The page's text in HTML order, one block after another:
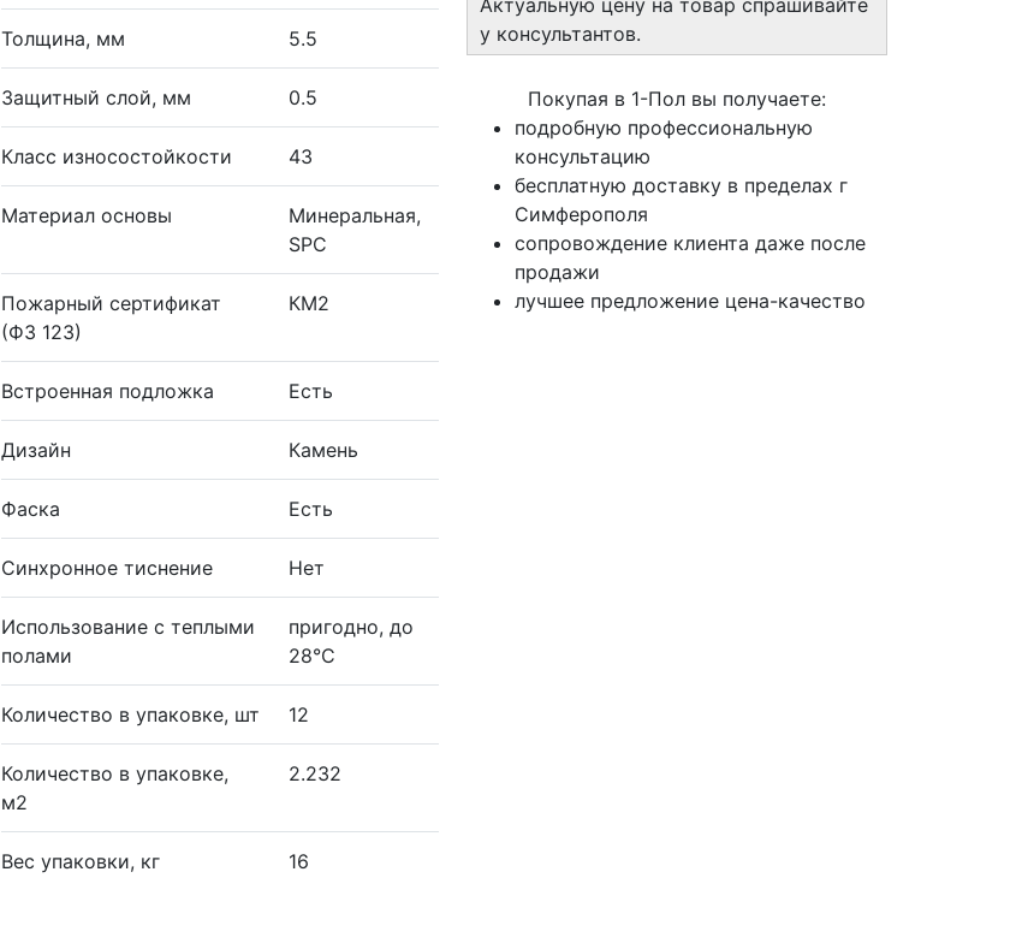
Толщина, мм 5.5
Защитный слой, мм 0.5
Класс износостойкости 43
Материал основы
Минеральная,
SPC
Пожарный сертификат
(ФЗ 123)
КМ2
Встроенная подложка Есть
Дизайн Камень
Фаска Есть
Синхронное тиснение Нет
Использование с теплыми
полами
пригодно, до
28°С
Количество в упаковке, шт 12
Количество в упаковке,
м2
2.232
Вес упаковки, кг 16
у консультантов.
Покупая в 1-Пол вы получаете:
подробную профессиональную
консультацию
бесплатную доставку в пределах г
Симферополя
сопровождение клиента даже после
продажи
лучшее предложение цена-качество